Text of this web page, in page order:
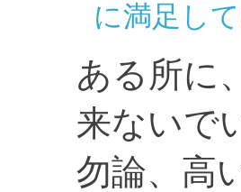
に満足し
ある所に
来ないで
勿論、高